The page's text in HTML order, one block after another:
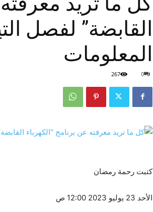
المعلومات
0
267
كتبت رحمة رمضان
الأحد 23 يوليو 2023 12:00 ص